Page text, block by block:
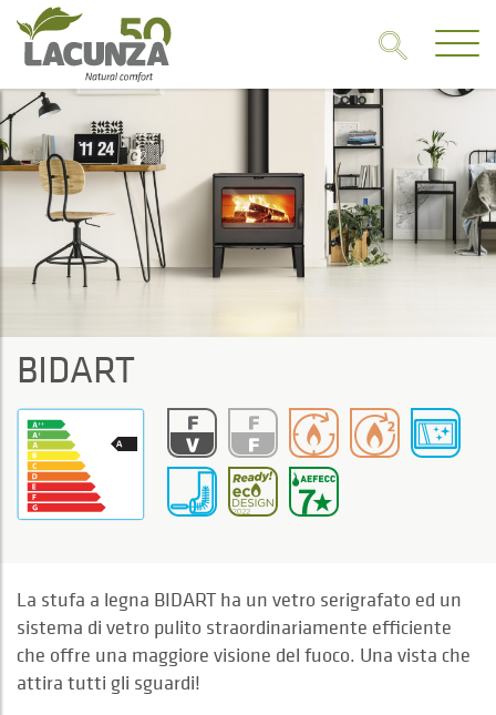
BIDART
La stufa a legna BIDART ha un vetro serigrafato ed un
sistema di vetro pulito straordinariamente efficiente
che offre una maggiore visione del fuoco. Una vista che
attira tutti gli sguardi!